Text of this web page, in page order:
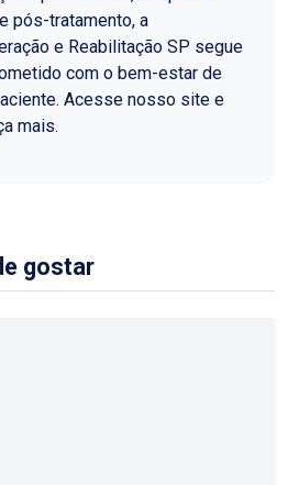
pós-tratamento, a
e Reabilitação SP segue
com o bem-estar de
Acesse nosso site e
mais.
gostar